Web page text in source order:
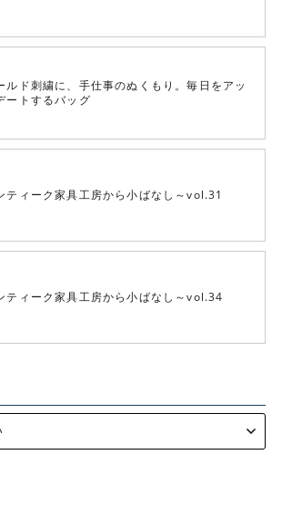
ルド刺繍に、手仕事のぬくもり。毎日をアッ
ートするバッグ
ティーク家具工房から小ばなし～vol.31
ティーク家具工房から小ばなし～vol.34